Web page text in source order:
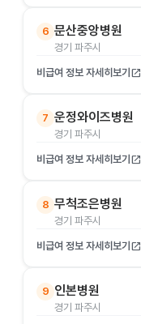
6 문산중앙병원
경기 파주시
비급여 정보 자세히보기 open_in_new
7 운정와이즈병원
경기 파주시
비급여 정보 자세히보기 open_in_new
8 무척조은병원
경기 파주시
비급여 정보 자세히보기 open_in_new
9 인본병원
경기 파주시